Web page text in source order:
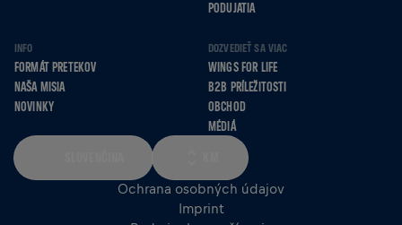
PODUJATIA
INFO
FORMÁT PRETEKOV
NAŠA MISIA
NOVINKY
DOZVEDIEŤ SA VIAC
WINGS FOR LIFE
B2B PRÍLEŽITOSTI
OBCHOD
MÉDIÁ
Ochrana osobných údajov
Imprint